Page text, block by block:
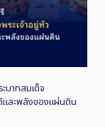
บาทสมเด็จ
และพลังของแผ่นดิน